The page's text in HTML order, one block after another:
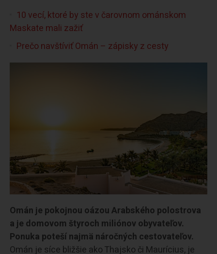
10 vecí, ktoré by ste v čarovnom ománskom
Maskate mali zažiť
Prečo navštíviť Omán – zápisky z cesty
Omán je pokojnou oázou Arabského polostrova
a je domovom štyroch miliónov obyvateľov.
Ponuka poteší najmä náročných cestovateľov.
Omán je síce bližšie ako Thajsko či Maurícius, je